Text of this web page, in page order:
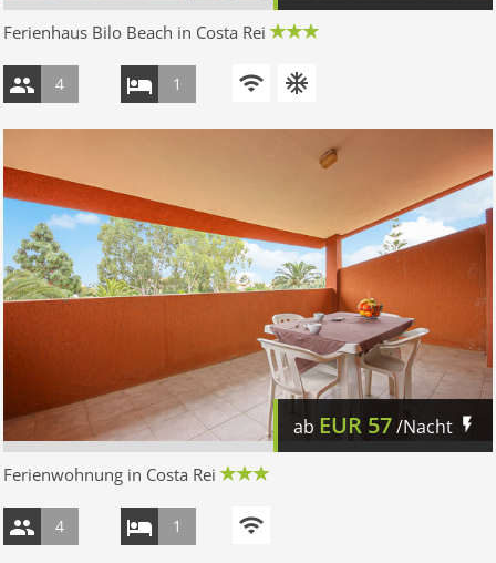
Ferienhaus Bilo Beach in Costa Rei
4 1
ab EUR 57/Nacht
Ferienwohnung in Costa Rei
4 1